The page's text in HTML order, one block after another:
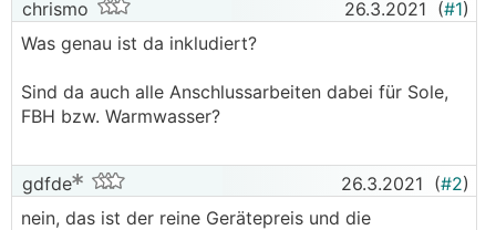
chrismo 26.3.2021 (#1)
Was genau ist da inkludiert?
Sind da auch alle Anschlussarbeiten dabei für Sole,
FBH bzw. Warmwasser?
gdfde 26.3.2021 (#2)
nein, das ist der reine Gerätepreis und die